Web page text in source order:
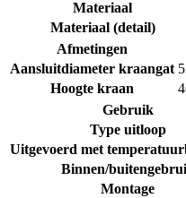
Materiaal
Materiaal (detail)
Afmetingen
Aansluitdiameter kraangat
Hoogte kraan
Gebruik
Type uitloop
Uitgevoerd met
Binnen/
Montage